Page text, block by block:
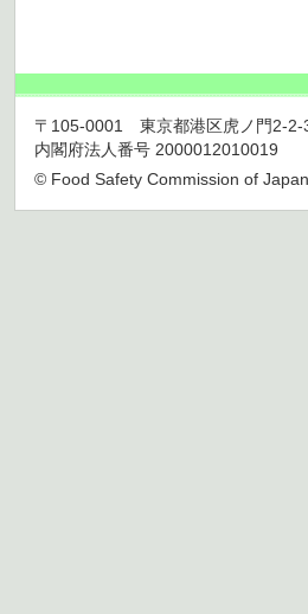
〒105-0001 東京都港区虎ノ門2-
内閣府法人番号 2000012010019
© Food Safety Commission of Japan